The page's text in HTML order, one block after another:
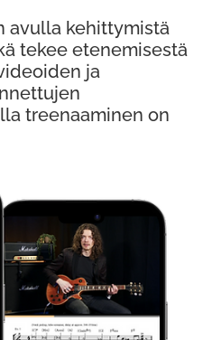
avulla kehittymistä
tekee etenemisestä
ja
treenaaminen on